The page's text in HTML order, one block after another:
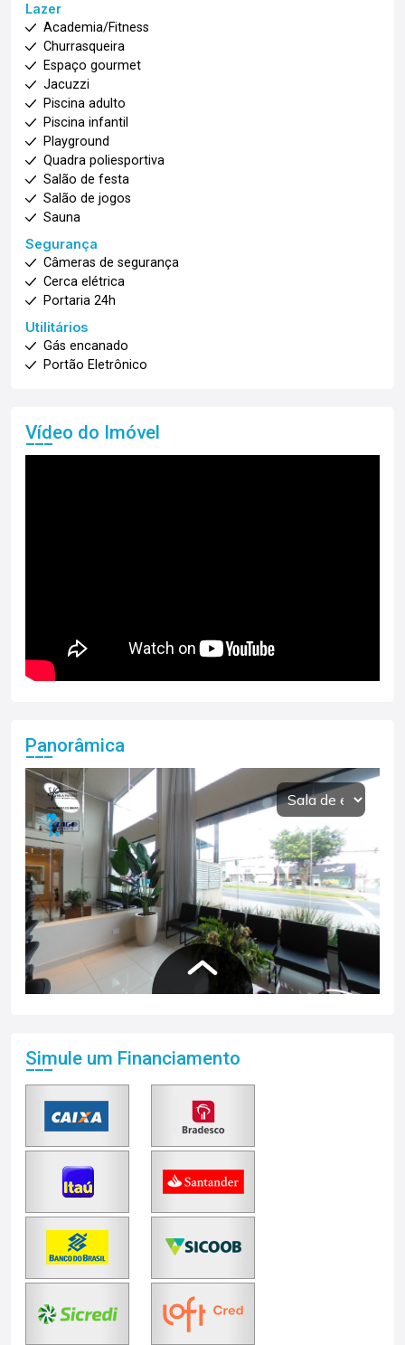
Lazer
Academia/Fitness
Churrasqueira
Espaço gourmet
Jacuzzi
Piscina adulto
Piscina infantil
Playground
Quadra poliesportiva
Salão de festa
Salão de jogos
Sauna
Segurança
Câmeras de segurança
Cerca elétrica
Portaria 24h
Utilitários
Gás encanado
Portão Eletrônico
Vídeo do Imóvel
Panorâmica
Simule um Financiamento